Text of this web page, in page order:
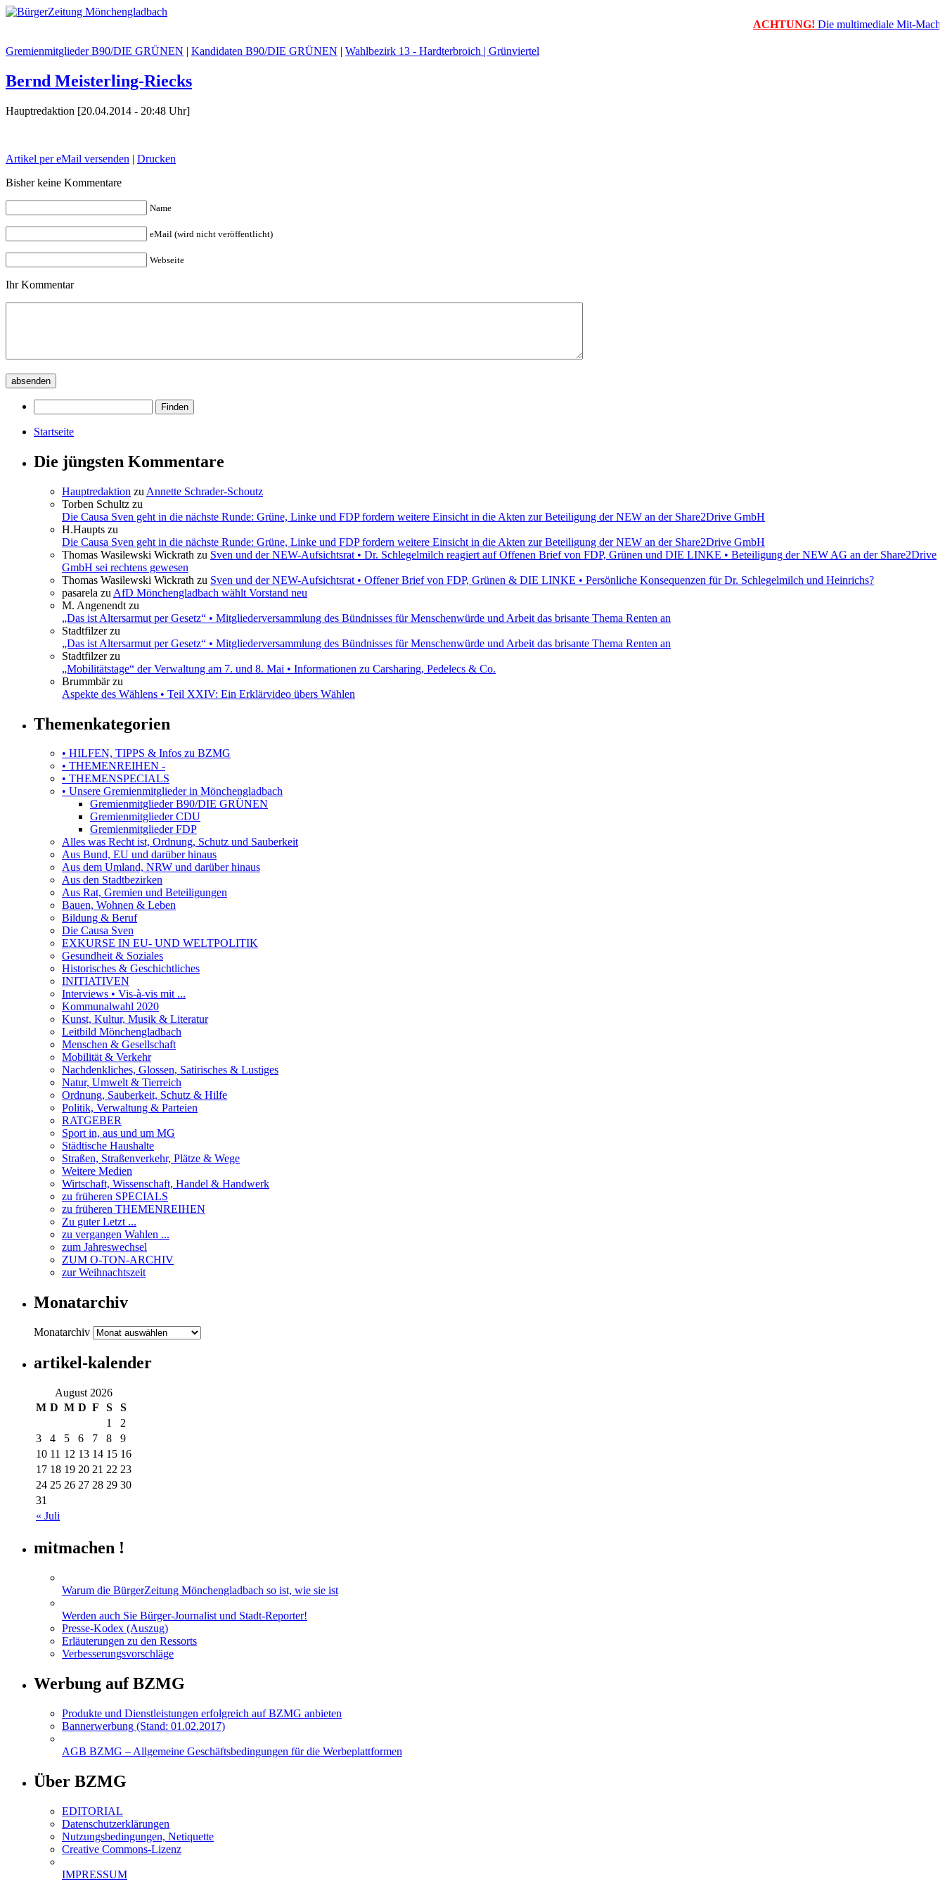
ACHTUNG!Die multimediale Mit-Mach-
Gremienmitglieder B90/DIE GRÜNEN | Kandidaten B90/DIE GRÜNEN | Wahlbezirk 13 - Hardterbroich | Grünviertel
Bernd Meisterling-Riecks
Hauptredaktion [20.04.2014 - 20:48 Uhr]
Artikel per eMail versenden | Drucken
Bisher keine Kommentare
Name
eMail (wird nicht veröffentlicht)
Webseite
Ihr Kommentar
Startseite
Die jüngsten Kommentare
Hauptredaktion zu Annette Schrader-Schoutz
Torben Schultz zu
Die Causa Sven geht in die nächste Runde: Grüne, Linke und FDP fordern weitere Einsicht in die Akten zur Beteiligung der NEW an der Share2Drive GmbH
H.Haupts zu
Die Causa Sven geht in die nächste Runde: Grüne, Linke und FDP fordern weitere Einsicht in die Akten zur Beteiligung der NEW an der Share2Drive GmbH
Thomas Wasilewski Wickrath zu Sven und der NEW-Aufsichtsrat • Dr. Schlegelmilch reagiert auf Offenen Brief von FDP, Grünen und DIE LINKE • Beteiligung der NEW AG an der Share2Drive
GmbH sei rechtens gewesen
Thomas Wasilewski Wickrath zu Sven und der NEW-Aufsichtsrat • Offener Brief von FDP, Grünen & DIE LINKE • Persönliche Konsequenzen für Dr. Schlegelmilch und Heinrichs?
pasarela zu AfD Mönchengladbach wählt Vorstand neu
M. Angenendt zu
„Das ist Altersarmut per Gesetz“ • Mitgliederversammlung des Bündnisses für Menschenwürde und Arbeit das brisante Thema Renten an
Stadtfilzerzu
„Das ist Altersarmut per Gesetz“ • Mitgliederversammlung des Bündnisses für Menschenwürde und Arbeit das brisante Thema Renten an
Stadtfilzerzu
„Mobilitätstage“ der Verwaltung am 7. und 8. Mai • Informationen zu Carsharing, Pedelecs & Co.
Brummbärzu
Aspekte des Wählens • Teil XXIV: Ein Erklärvideo übers Wählen
Themenkategorien
• HILFEN, TIPPS & Infos zu BZMG
• THEMENREIHEN -
• THEMENSPECIALS
• Unsere Gremienmitglieder in Mönchengladbach
Gremienmitglieder B90/DIE GRÜNEN
Gremienmitglieder CDU
Gremienmitglieder FDP
Alles was Recht ist, Ordnung, Schutz und Sauberkeit
Aus Bund, EU und darüber hinaus
Aus dem Umland, NRW und darüber hinaus
Aus den Stadtbezirken
Aus Rat, Gremien und Beteiligungen
Bauen, Wohnen & Leben
Bildung & Beruf
Die Causa Sven
EXKURSE IN EU- UND WELTPOLITIK
Gesundheit & Soziales
Historisches & Geschichtliches
INITIATIVEN
Interviews • Vis-à-vis mit ...
Kommunalwahl 2020
Kunst, Kultur, Musik & Literatur
Leitbild Mönchengladbach
Menschen & Gesellschaft
Mobilität & Verkehr
Nachdenkliches, Glossen, Satirisches & Lustiges
Natur, Umwelt & Tierreich
Ordnung, Sauberkeit, Schutz & Hilfe
Politik, Verwaltung & Parteien
RATGEBER
Sport in, aus und um MG
Städtische Haushalte
Straßen, Straßenverkehr, Plätze & Wege
Weitere Medien
Wirtschaft, Wissenschaft, Handel & Handwerk
zu früheren SPECIALS
zu früheren THEMENREIHEN
Zu guter Letzt ...
zu vergangen Wahlen ...
zum Jahreswechsel
ZUM O-TON-ARCHIV
zur Weihnachtszeit
Monatarchiv
Monatarchiv
artikel-kalender
August 2026
M D M D F S S
« Juli
1
2
3
4 5 6 7 8
9
10 11 12 13 14 15 16
17 18 19 20 21 22 23
24 25 26 27 28 29 30
31
mitmachen !
Warum die BürgerZeitung Mönchengladbach so ist, wie sie ist
Werden auch Sie Bürger-Journalist und Stadt-Reporter!
Presse-Kodex (Auszug)
Erläuterungen zu den Ressorts
Verbesserungsvorschläge
Werbung auf BZMG
Produkte und Dienstleistungen erfolgreich auf BZMG anbieten
Bannerwerbung (Stand: 01.02.2017)
AGB BZMG – Allgemeine Geschäftsbedingungen für die Werbeplattformen
Über BZMG
EDITORIAL
Datenschutzerklärungen
Nutzungsbedingungen, Netiquette
Creative Commons-Lizenz
IMPRESSUM